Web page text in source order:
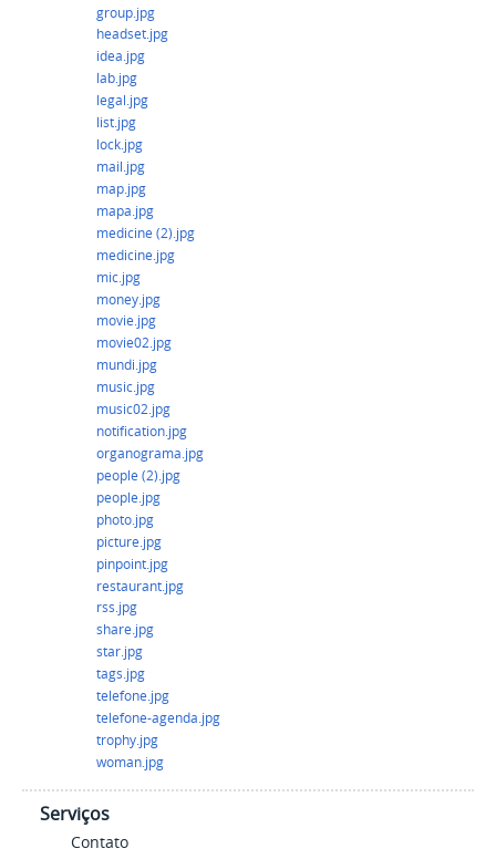
group.jpg
headset.jpg
idea.jpg
lab.jpg
legal.jpg
list.jpg
lock.jpg
mail.jpg
map.jpg
mapa.jpg
medicine (2).jpg
medicine.jpg
mic.jpg
money.jpg
movie.jpg
movie02.jpg
mundi.jpg
music.jpg
music02.jpg
notification.jpg
organograma.jpg
people (2).jpg
people.jpg
photo.jpg
picture.jpg
pinpoint.jpg
restaurant.jpg
rss.jpg
share.jpg
star.jpg
tags.jpg
telefone.jpg
telefone-agenda.jpg
trophy.jpg
woman.jpg
Serviços
Contato